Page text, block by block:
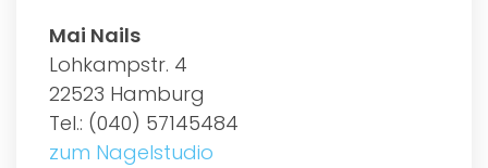
Mai Nails
Lohkampstr. 4
22523 Hamburg
Tel.: (040) 57145484
zum Nagelstudio